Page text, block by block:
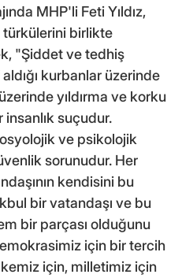
MHP'li Feti Yıldız,
türkülerini birlikte
"Şiddet ve tedhiş
kurbanlar üzerinde
yıldırma ve korku
suçudur.
ve psikolojik
sorunudur. Her
kendisini bu
bir vatandaşı ve bu
bir parçası olduğunu
için bir tercih
için, milletimiz için